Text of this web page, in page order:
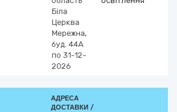
Біла
Церква
Мережна,
буд. 44А
по 31-12-
2026
АДРЕСА
ДОСТАВКИ /